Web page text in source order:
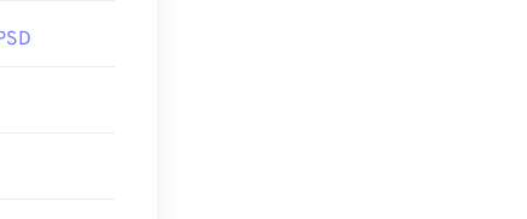
PSD는 데이
압축을